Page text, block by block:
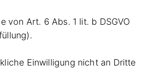
von Art. 6 Abs. 1 lit. b DSGVO
Einwilligung nicht an Dritte